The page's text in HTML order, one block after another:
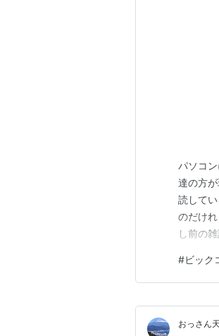
パソコ
達の方
読して
のだけ
し前の
～現金
って早
#ビック
おっさん